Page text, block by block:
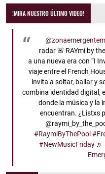
!MIRA NUESTRO ÚLTIMO VIDEO!
radar 🚨 RAYmi by
a una nueva era con “I
viaje entre el French
invita a soltar, bailar y
combina identidad digital,
donde la música y la
encuentran. ¿Listxs
#RaymiByThePool
#NewMusicFriday ♬